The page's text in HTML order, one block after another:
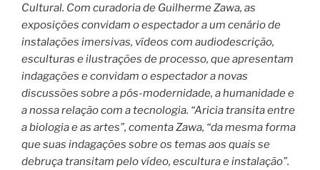
Cultural. Com curadoria de Guilherme Zawa, as
exposições convidam o espectador a um cenário de
instalações imersivas, vídeos com audiodescrição,
esculturas e ilustrações de processo, que apresentam
indagações e convidam o espectador a novas
discussões sobre a pós-modernidade, a humanidade e
a nossa relação com a tecnologia. “Aricia transita entre
a biologia e as artes”, comenta Zawa, “da mesma forma
que suas indagações sobre os temas aos quais se
debruça transitam pelo vídeo, escultura e instalação”.